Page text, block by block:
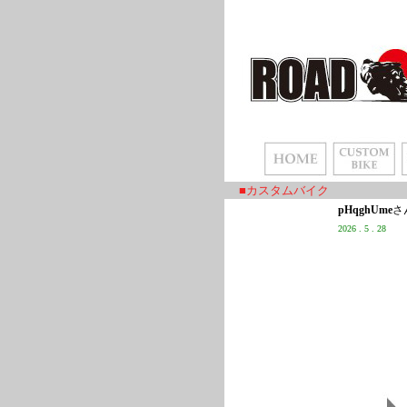
■カスタムバイク
pHqghUme
2026 . 5 . 28